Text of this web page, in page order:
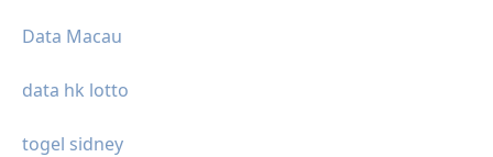
Data Macau
data hk lotto
togel sidney